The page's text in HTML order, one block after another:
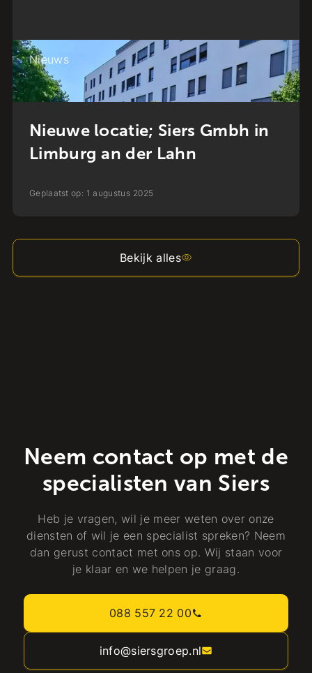
Nieuws
Nieuwe locatie; Siers Gmbh in
Limburg an der Lahn
Geplaatst op: 1 augustus 2025
Bekijk alles
Neem contact op met de
specialisten van Siers
Heb je vragen, wil je meer weten over onze
diensten of wil je een specialist spreken? Neem
dan gerust contact met ons op. Wij staan voor
je klaar en we helpen je graag.
088 557 22 00
info@siersgroep.nl